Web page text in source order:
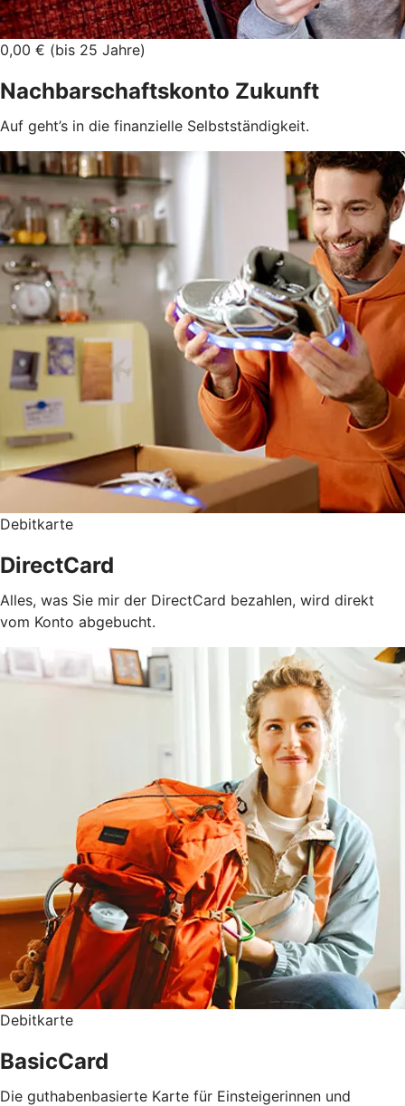
0,00 € (bis 25 Jahre)
Nachbarschaftskonto Zukunft
Auf geht’s in die finanzielle Selbstständigkeit.
Debitkarte
DirectCard
Alles, was Sie mir der DirectCard bezahlen, wird direkt
vom Konto abgebucht.
Debitkarte
BasicCard
Die guthabenbasierte Karte für Einsteigerinnen und